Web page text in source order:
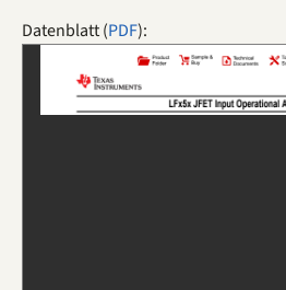
Datenblatt (PDF):